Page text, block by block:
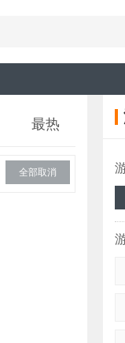
最热
全部取消